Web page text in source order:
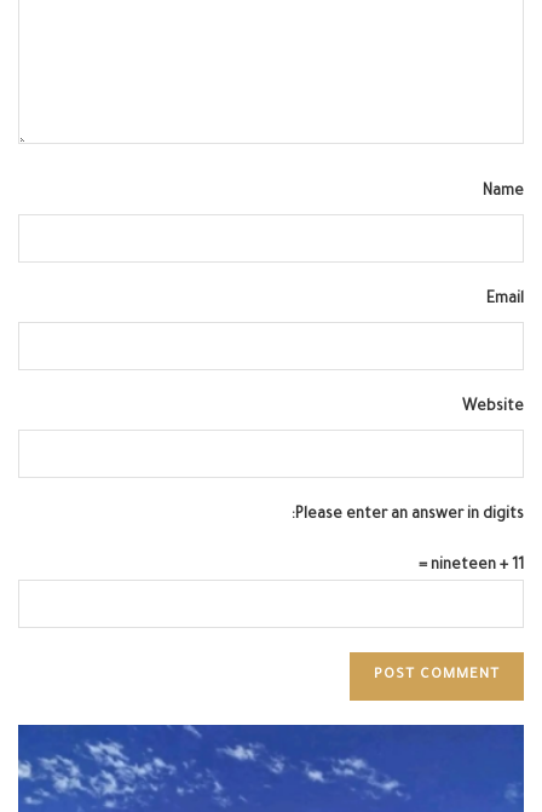
Name
Email
Website
Please enter an answer in digits:
11 + nineteen =